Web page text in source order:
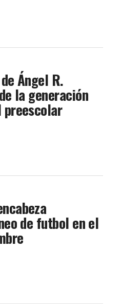
Ángel R.
la generación
de futbol en el